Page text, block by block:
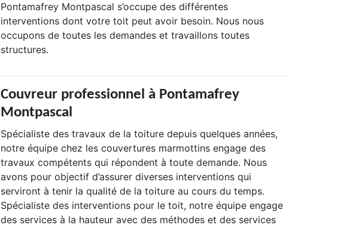
Pontamafrey Montpascal s’occupe des différentes
interventions dont votre toit peut avoir besoin. Nous nous
occupons de toutes les demandes et travaillons toutes
structures.
Couvreur professionnel à Pontamafrey
Montpascal
Spécialiste des travaux de la toiture depuis quelques années,
notre équipe chez les couvertures marmottins engage des
travaux compétents qui répondent à toute demande. Nous
avons pour objectif d’assurer diverses interventions qui
serviront à tenir la qualité de la toiture au cours du temps.
Spécialiste des interventions pour le toit, notre équipe engage
des services à la hauteur avec des méthodes et des services